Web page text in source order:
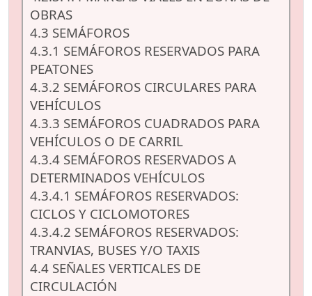
OBRAS
4.3 SEMÁFOROS
4.3.1 SEMÁFOROS RESERVADOS PARA
PEATONES
4.3.2 SEMÁFOROS CIRCULARES PARA
VEHÍCULOS
4.3.3 SEMÁFOROS CUADRADOS PARA
VEHÍCULOS O DE CARRIL
4.3.4 SEMÁFOROS RESERVADOS A
DETERMINADOS VEHÍCULOS
4.3.4.1 SEMÁFOROS RESERVADOS:
CICLOS Y CICLOMOTORES
4.3.4.2 SEMÁFOROS RESERVADOS:
TRANVIAS, BUSES Y/O TAXIS
4.4 SEÑALES VERTICALES DE
CIRCULACIÓN